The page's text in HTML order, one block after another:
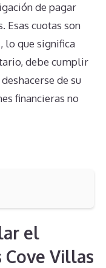
de pagar
Esas cuotas son
lo que significa
debe cumplir
de su
financieras no
el
Villas